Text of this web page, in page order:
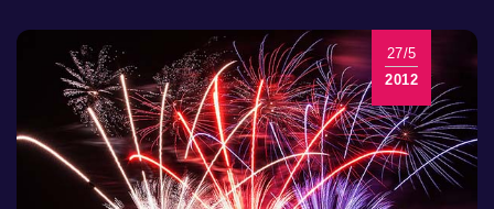
27/5
2012